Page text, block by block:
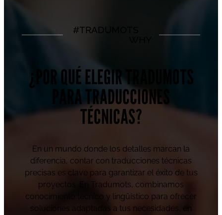
#TRADUMOTS
¿POR QUÉ ELEGIR TRADUMOTS
PARA TRADUCCIONES
TÉCNICAS?
En un mundo donde los detalles marcan la
diferencia, contar con traducciones técnicas
precisas es clave para garantizar el éxito de tus
proyectos. En Tradumots, combinamos
conocimiento técnico y lingüístico para ofrecer
soluciones adaptadas a tus necesidades, en